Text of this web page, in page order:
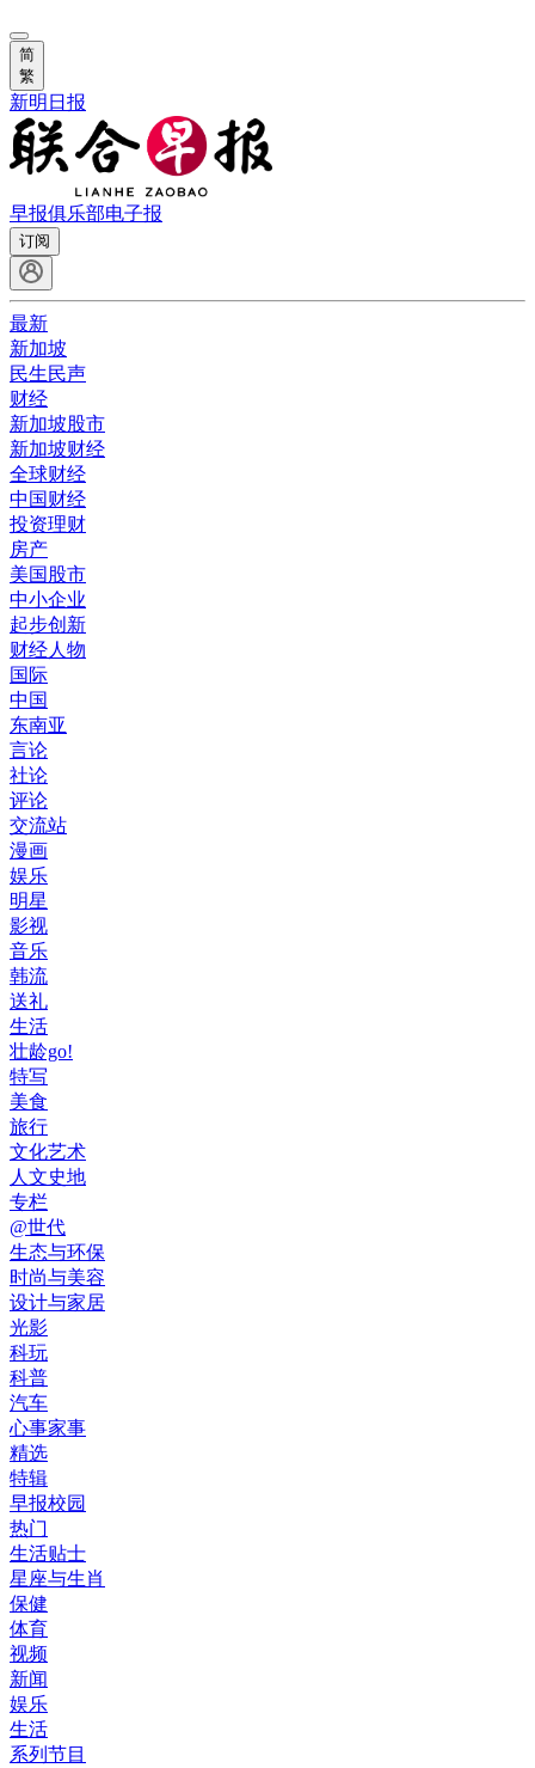
简
繁
新明日报
早报俱乐部电子报
订阅
最新
新加坡
民生民声
财经
新加坡股市
新加坡财经
全球财经
中国财经
投资理财
房产
美国股市
中小企业
起步创新
财经人物
国际
中国
东南亚
言论
社论
评论
交流站
漫画
娱乐
明星
影视
音乐
韩流
送礼
生活
壮龄go!
特写
美食
旅行
文化艺术
人文史地
专栏
@世代
生态与环保
时尚与美容
设计与家居
光影
科玩
科普
汽车
心事家事
精选
特辑
早报校园
热门
生活贴士
星座与生肖
保健
体育
视频
新闻
娱乐
生活
系列节目